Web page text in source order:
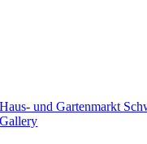
Haus- und Gartenmarkt
Gallery